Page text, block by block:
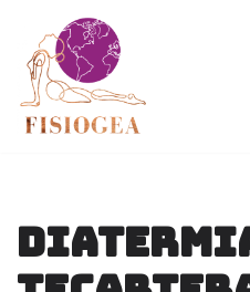
Saltar
contenido